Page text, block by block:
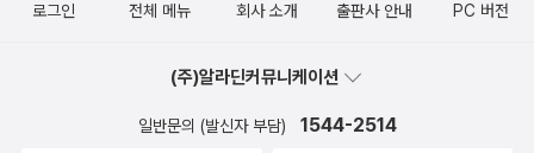
로그인 전체 메뉴 회사 소개 출판사 안내 PC 버전
(주)알라딘커뮤니케이션
일반문의 (발신자 부담) 1544-2514